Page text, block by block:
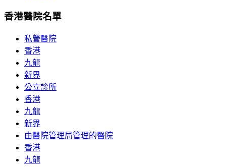
香港醫院名單
私營醫院
香港
九龍
新界
公立診所
香港
九龍
新界
由醫院管理局管理的醫院
香港
九龍